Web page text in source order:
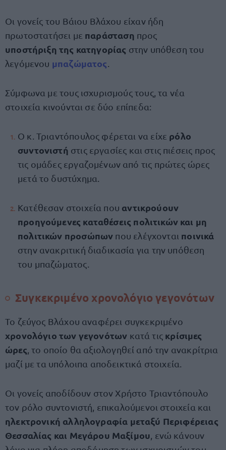
Οι γονείς του Βάιου Βλάχου είχαν ήδη
πρωτοστατήσει με παράσταση προς
υποστήριξη της κατηγορίας στην υπόθεση του
λεγόμενου μπαζώματος
Σύμφωνα με τους ισχυρισμούς τους, τα νέα
στοιχεία κινούνται σε δύο επίπεδα:
Ο κ. Τριαντόπουλος φέρεται να είχε ρόλο
συντονιστή στις εργασίες και στις πιέσεις προς
τις ομάδες εργαζομένων από τις πρώτες ώρες
μετά το δυστύχημα.
Κατέθεσαν στοιχεία που αντικρούουν
προηγούμενες καταθέσεις πολιτικών και μη
πολιτικών προσώπων που ελέγχονται ποινικά
στην ανακριτική διαδικασία για την υπόθεση
του μπαζώματος.
Συγκεκριμένο χρονολόγιο γεγονότων
Το ζεύγος Βλάχου αναφέρει συγκεκριμένο
χρονολόγιο των γεγονότων κατά τις κρίσιμες
ώρες , το οποίο θα αξιολογηθεί από την ανακρίτρια
μαζί με τα υπόλοιπα αποδεικτικά στοιχεία.
Οι γονείς αποδίδουν στον Χρήστο Τριαντόπουλο
τον ρόλο συντονιστή, επικαλούμενοι στοιχεία και
ηλεκτρονική αλληλογραφία μεταξύ Περιφέρειας
Θεσσαλίας και Μεγάρου Μαξίμου , ενώ κάνουν